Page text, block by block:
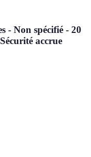
- Non spécifié - 20
accrue